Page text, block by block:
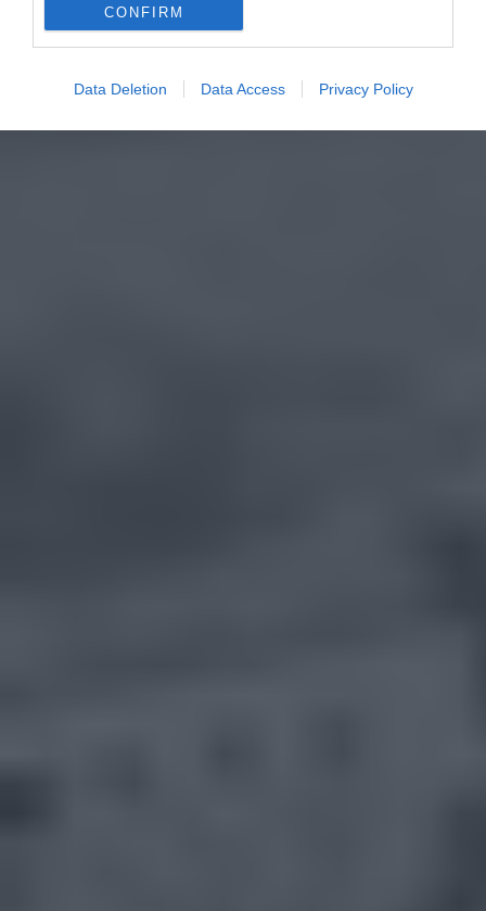
CONFIRM
Data Deletion Data Access Privacy Policy